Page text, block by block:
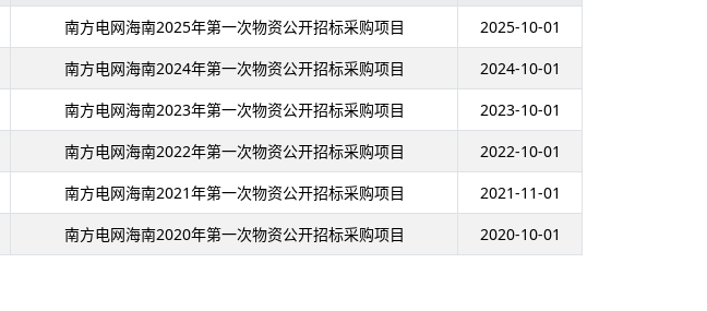
南方电网海南2025年第一次物资公开招标采购项目
2025-10-01
南方电网海南2024年第一次物资公开招标采购项目
2024-10-01
南方电网海南2023年第一次物资公开招标采购项目
2023-10-01
南方电网海南2022年第一次物资公开招标采购项目
2022-10-01
南方电网海南2021年第一次物资公开招标采购项目
2021-11-01
南方电网海南2020年第一次物资公开招标采购项目 2020-10-01